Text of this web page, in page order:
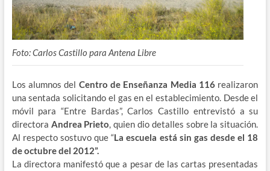
Foto: Carlos Castillo para Antena Libre
Los alumnos del Centro de Enseñanza Media 116realizaron
una sentada solicitando el gas en el establecimiento. Desde el
móvil para “Entre Bardas”, Carlos Castillo entrevistó a su
directora Andrea Prieto, quien dio detalles sobre la situación.
Al respecto sostuvo que “La escuela está sin gas desde el 18
de octubre del 2012”.
La directora manifestó que a pesar de las cartas presentadas